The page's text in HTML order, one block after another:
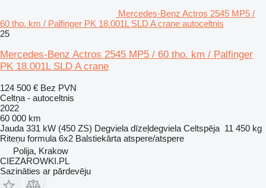
Mercedes-Benz Actros 2545 MP5 /
60 tho. km / Palfinger PK 18.001L SLD A crane autoceltnis
25
Mercedes-Benz Actros 2545 MP5 / 60 tho. km / Palfinger
PK 18.001L SLD A crane
124 500 € Bez PVN
Celtņa - autoceltnis
2022
60 000 km
Jauda 331 kW (450 ZS) Degviela dīzeļdegviela Celtspēja 11 450 kg
Riteņu formula 6x2 Balstiekārta atspere/atspere
Polija, Krakow
CIEZAROWKI.PL
Sazināties ar pārdevēju